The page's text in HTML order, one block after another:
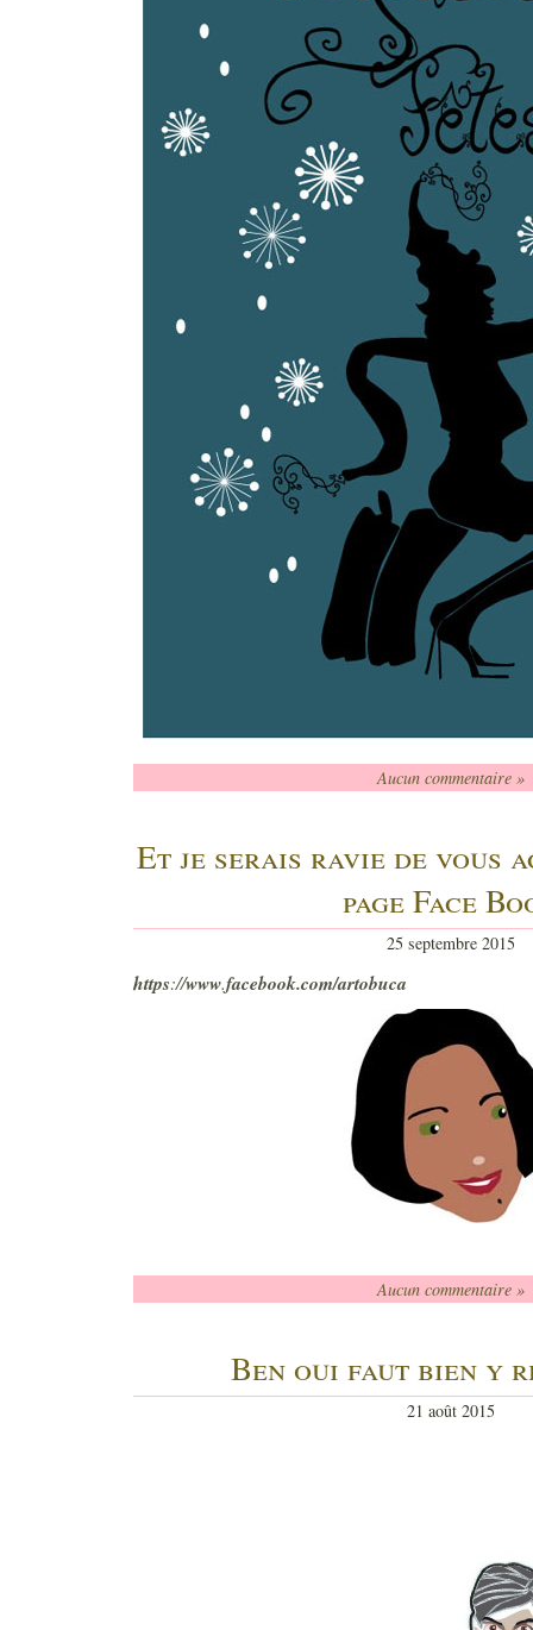
Aucun commentaire »
Et je serais ravie de vous
page Face
25 septembre 2015
https://www.facebook.com/artobuca
Aucun commentaire »
Ben oui faut bien y
21 août 2015